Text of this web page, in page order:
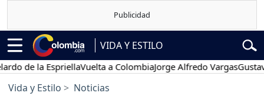
VIDA Y ESTILO
Espriella Vuelta a ColombiaJorge Alfredo VargasGustavo Petro
Vida y Estilo Noticias